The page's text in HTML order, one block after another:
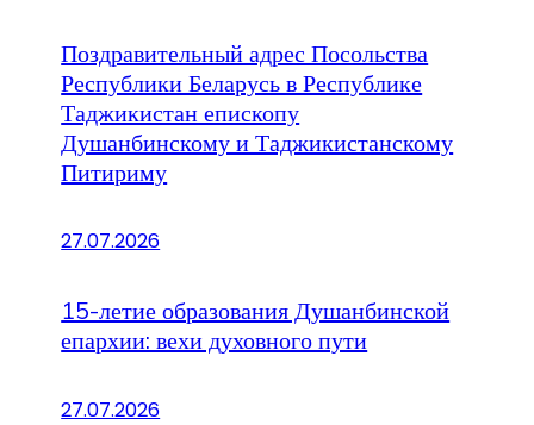
Поздравительный адрес Посольства
Республики Беларусь в Республике
Таджикистан епископу
Душанбинскому и Таджикистанскому
Питириму
27.07.2026
15-летие образования Душанбинской
епархии: вехи духовного пути
27.07.2026